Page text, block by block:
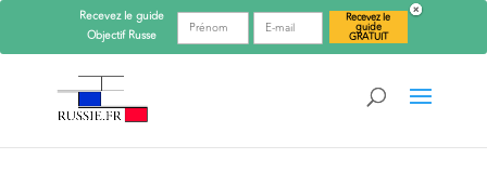
Recevez le guide
ObjectifRusse
Recevez le
guide
GRATUIT